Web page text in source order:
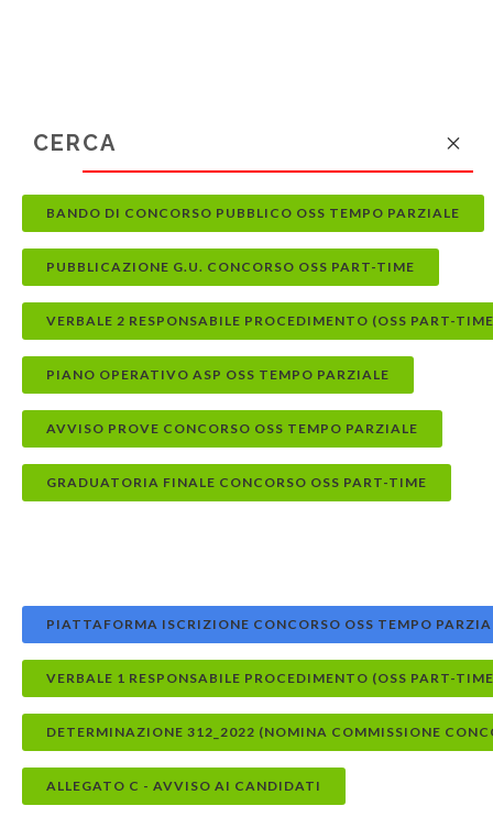
BANDO DI CONCORSO PUBBLICO OSS TEMPO PARZIALE
PUBBLICAZIONE G.U. CONCORSO OSS PART-TIME
VERBALE 2 RESPONSABILE PROCEDIMENTO (OSS PART-
PIANO OPERATIVO ASP OSS TEMPO PARZIALE
AVVISO PROVE CONCORSO OSS TEMPO PARZIALE
GRADUATORIA FINALE CONCORSO OSS PART-TIME
PIATTAFORMA ISCRIZIONE CONCORSO OSS TEMPO
VERBALE 1 RESPONSABILE PROCEDIMENTO (OSS PART-
DETERMINAZIONE 312_2022 (NOMINA COMMISSIONE
ALLEGATO C - AVVISO AI CANDIDATI